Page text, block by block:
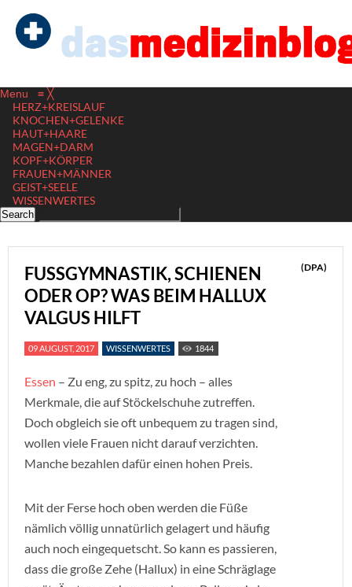
Menu ≡ ╳
HERZ+KREISLAUF
KNOCHEN+GELENKE
HAUT+HAARE
MAGEN+DARM
KOPF+KÖRPER
FRAUEN+MÄNNER
GEIST+SEELE
WISSENWERTES
FUSSGYMNASTIK, SCHIENEN O
DER OP? WAS BEIM HALLUX V
ALGUS HILFT
(DPA)
09 AUGUST, 2017 WISSENWERTES 1844
Essen – Zu eng, zu spitz, zu hoch – alles
Merkmale, die auf Stöckelschuhe zutreffen.
Doch obgleich sie oft unbequem zu tragen sind,
wollen viele Frauen nicht darauf verzichten.
Manche bezahlen dafür einen hohen Preis.
Mit der Ferse hoch oben werden die Füße
nämlich völlig unnatürlich gelagert und häufig
auch noch eingequetscht. So kann es passieren,
dass die große Zehe (Hallux) in eine Schräglage